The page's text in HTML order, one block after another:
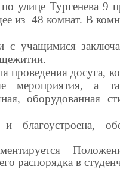
улице Тургенева 9
из 48 комнат.В
с учащимися
проведения досуга,
мероприятия, а
оборудованная
благоустроена,
распорядка в